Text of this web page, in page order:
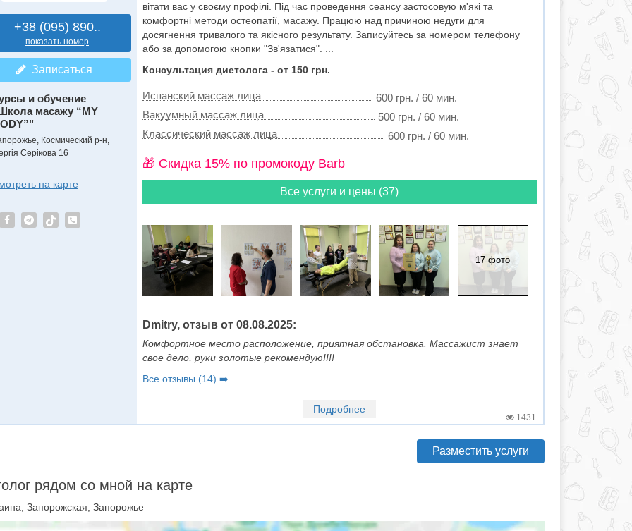
+38 (095) 890..
показать номер
Записаться
и обучение
масажу “MY
Космический р-н,
Серікова 16
на карте
вітати вас у своєму профілі. Під час проведення сеансу застосовую м'які та
комфортні методи остеопатії, масажу. Працюю над причиною недуги для
досягнення тривалого та якісного результату. Записуйтесь за номером телефону
або за допомогою кнопки "Зв'язатися". ...
Консультация диетолога - от 150 грн.
Испанский массаж лица
600 грн. / 60 мин.
Вакуумный массаж лица
500 грн. / 60 мин.
Классический массаж лица
600 грн. / 60 мин.
🎁 Cкидка 15% по промокоду Barb
Все услуги и цены (37)
17 фото
Dmitry, отзыв от 08.08.2025:
Комфортное место расположение, приятная обстановка. Массажист знает
свое дело, руки золотые рекомендую!!!!
Все отзывы (14) ➡️
Подробнее
1431
Разместить услуги
рядом со мной на карте
Запорожская, Запорожье